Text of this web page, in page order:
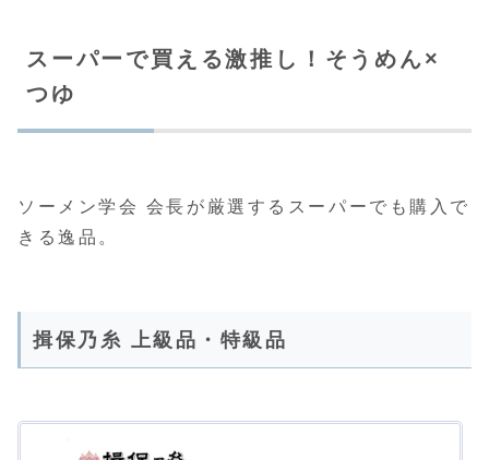
スーパーで買える激推し！そうめん×
つゆ
ソーメン学会 会長が厳選するスーパーでも購入で
きる逸品。
揖保乃糸 上級品・特級品